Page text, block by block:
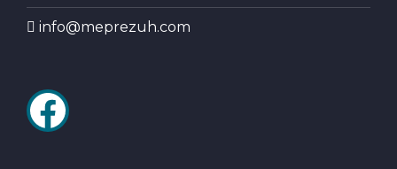
info@meprezuh.com
Facebook